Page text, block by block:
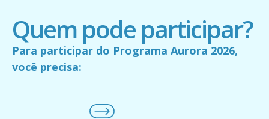
Quem pode participar?
Para participar do Programa Aurora 2026,
você precisa: